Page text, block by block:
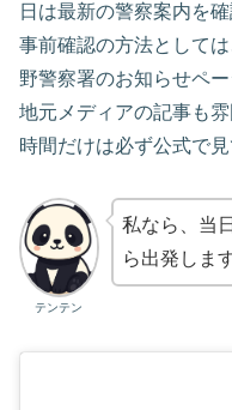
日は最新の警察案内を
事前確認の方法として
野警察署のお知らせペ
地元メディアの記事も
時間だけは必ず公式で
テンテン
私なら、当
ら出発します